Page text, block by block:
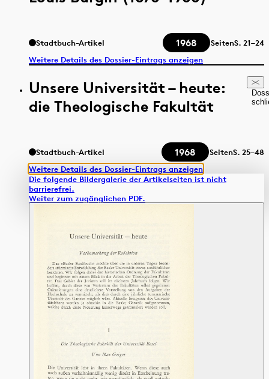
Stadtbuch-Artikel 1968 SeitenS. 21–24
Weitere Details des Dossier-Eintrags anzeigen
Unsere Universität – heute:
die Theologische Fakultät
Stadtbuch-Artikel 1968 SeitenS. 25–48
Weitere Details des Dossier-Eintrags anzeigen
Die folgende Bildergalerie der Artikelseiten ist nicht
barrierefrei.
Weiter zum zugänglichen PDF.